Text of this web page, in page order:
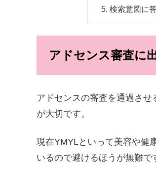
検索意図に
アドセンス審査に
アドセンスの審査を通過さ
が大切です。
現在YMYLといって美容や健
いるので避けるほうが無難で